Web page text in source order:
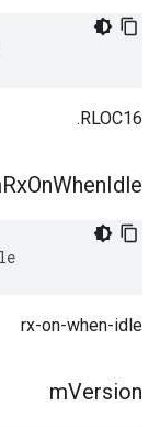
RLOC16.
RxOnWhenIdle
rx-on-when-idle
mVersion